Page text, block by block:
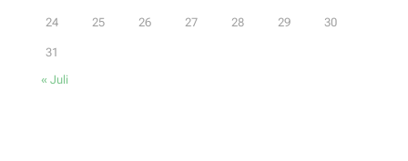
24 25 26 27 28 29 30
31
« Juli